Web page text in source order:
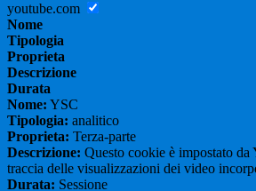
youtube.com
Nome
Tipologia
Proprieta
Descrizione
Durata
Nome: YSC
Tipologia: analitico
Proprieta: Terza-parte
Descrizione: Questo cookie è impostato da
traccia delle visualizzazioni dei video
Durata: Sessione